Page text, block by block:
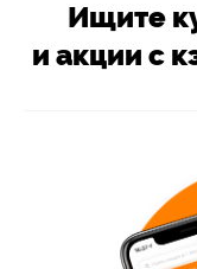
Ищите
и акции с